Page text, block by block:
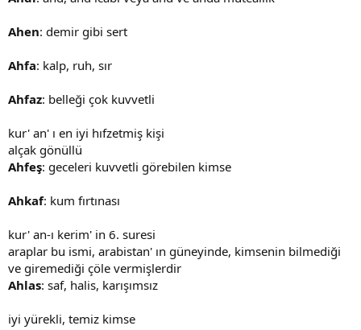
Ahen: demir gibi sert
Ahfa: kalp, ruh, sır
Ahfaz: belleği çok kuvvetli
kur' an' ı en iyi hıfzetmiş kişi
alçak gönüllü
Ahfeş: geceleri kuvvetli görebilen kimse
Ahkaf: kum fırtınası
kur' an-ı kerim' in 6. suresi
araplar bu ismi, arabistan' ın güneyinde, kimsenin bilmediği
ve giremediği çöle vermişlerdir
Ahlas: saf, halis, karışımsız
iyi yürekli, temiz kimse